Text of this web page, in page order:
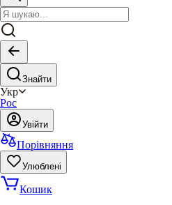
Знайти
Укр
Рос
Увійти
Порівняння
Улюблені
Кошик